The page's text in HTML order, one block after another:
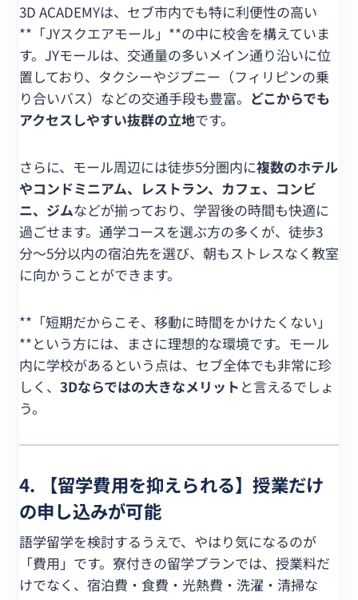
3D ACADEMYは、セブ市内でも特に利便性の高い
**「JYスクエアモール」**の中に校舎を構えていま
す。JYモールは、交通量の多いメイン通り沿いに位
置しており、タクシーやジプニー（フィリピンの乗
り合いバス）などの交通手段も豊富。 どこからでも
アクセスしやすい抜群の立地です。
さらに、モール周辺には徒歩5分圏内に複数のホテル
やコンドミニアム、レストラン、カフェ、コンビ
ニ、ジムなどが揃っており、学習後の時間も快適に
過ごせます。通学コースを選ぶ方の多くが、徒歩3
分〜5分以内の宿泊先を選び、朝もストレスなく教室
に向かうことができます。
**「短期だからこそ、移動に時間をかけたくない」
**という方には、まさに理想的な環境です。モール
内に学校があるという点は、セブ全体でも非常に珍
しく、 3Dならではの大きなメリット と言えるでしょ
う。
4. 【留学費用を抑えられる】授業だけ
の申し込みが可能
語学留学を検討するうえで、やはり気になるのが
「費用」です。寮付きの留学プランでは、授業料だ
けでなく、宿泊費・食費・光熱費・洗濯・清掃な